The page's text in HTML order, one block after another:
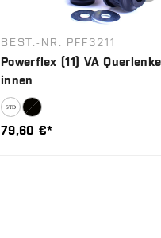
BEST.-NR. PFF3211
Powerflex (11) VA
innen
79,60 €*